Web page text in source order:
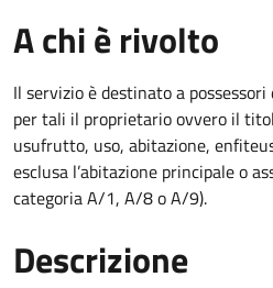
A chi è rivolto
Il servizio è destinato a
per tali il proprietario ovvero il
usufrutto, uso, abitazione,
esclusa l’abitazione principale o
categoria A/1, A/8 o A/9).
Descrizione